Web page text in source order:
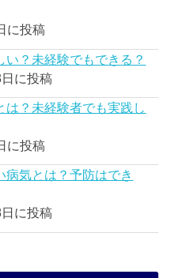
に投稿
？未経験でもできる？
に投稿
は？未経験者でも実践し
に投稿
病気とは？予防はでき
に投稿